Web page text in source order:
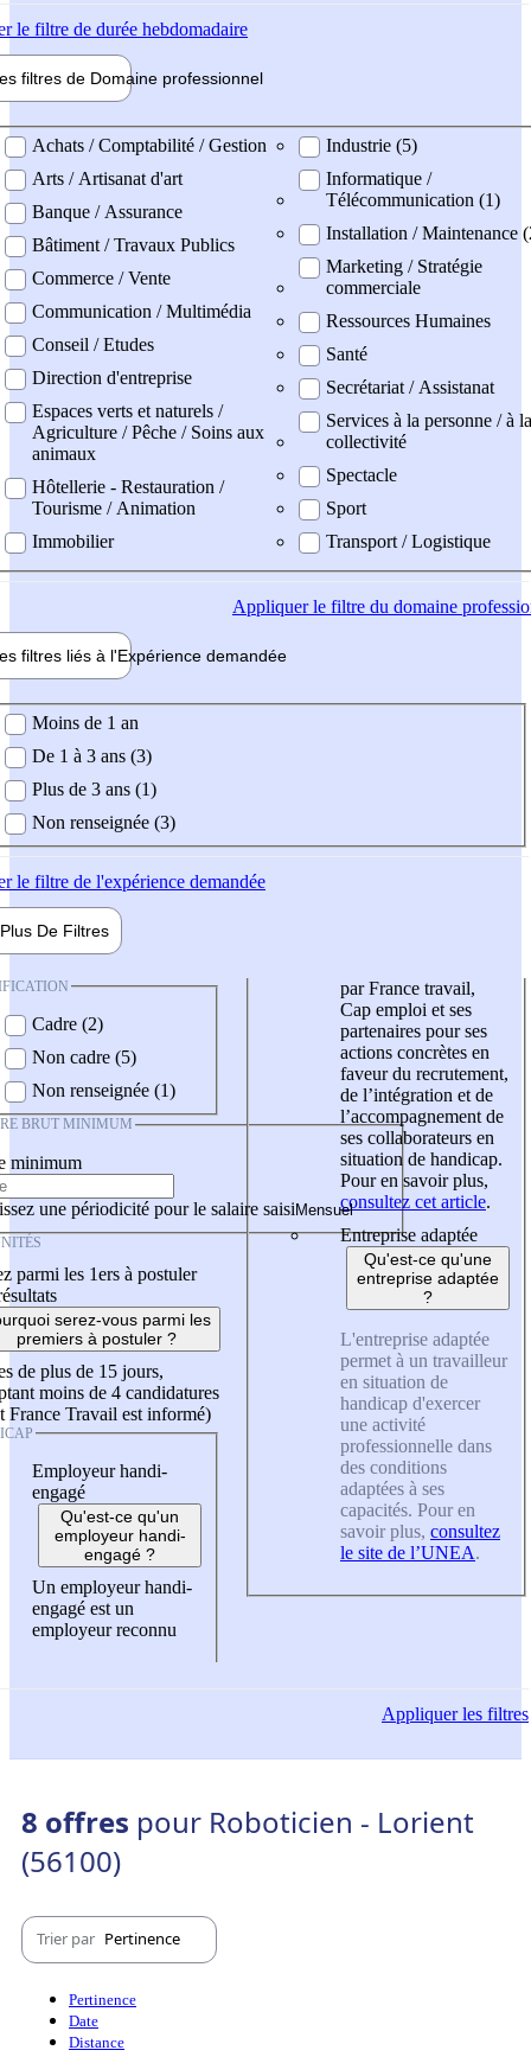
le filtre de durée hebdomadaire
filtres de Domaine professionnel
professionel
Achats / Comptabilité / Gestion
Arts / Artisanat d'art
Banque / Assurance
Bâtiment / Travaux Publics
Commerce / Vente
Communication / Multimédia
Conseil / Etudes
Direction d'entreprise
Espaces verts et naturels /
Agriculture / Pêche / Soins aux
animaux
Hôtellerie - Restauration /
Tourisme / Animation
Immobilier
Industrie (5)
Informatique /
Télécommunication (1)
Installation / Maintenance
Marketing / Stratégie
commerciale
Ressources Humaines
Santé
Secrétariat / Assistanat
Services à la personne / à la
collectivité
Spectacle
Sport
Transport / Logistique
Appliquerle filtre du domaine
filtres liés à l'Expérience demandée
demandée
Moins de 1 an
De 1 à 3 ans (3)
Plus de 3 ans (1)
Non renseignée (3)
le filtre de l'expérience demandée
Plus De Filtres
Cadre (2)
Non cadre (5)
Non renseignée (1)
BRUT MINIMUM
minimum
une périodicité pour le salaire saisi
parmi les 1ers à postuler
serez-vous parmi les
premiers à postuler ?
de plus de 15 jours,
moins de 4 candidatures
France Travail est informé)
Employeur handi-
engagé
Qu'est-ce qu'un
employeur handi-
engagé ?
Un employeur handi-
engagé est un
employeur reconnu
par France travail,
Cap emploi et ses
partenaires pour ses
actions concrètes en
faveur du recrutement,
de l’intégration et de
l’accompagnement de
ses collaborateurs en
situation de handicap.
Pour en savoir plus,
consultez cet article.
Entreprise adaptée
Qu'est-ce qu'une
entreprise adaptée
?
L'entreprise adaptée
permet à un travailleur
en situation de
handicap d'exercer
une activité
professionnelle dans
des conditions
adaptées à ses
capacités. Pour en
savoir plus, consultez
le site de l’UNEA.
Appliquerles filtres
8 offres pour Roboticien - Lorient
(56100)
Trier par Pertinence
Pertinence
Date
Distance